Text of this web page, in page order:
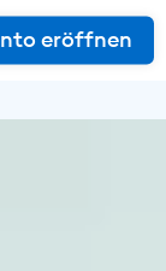
eröffnen